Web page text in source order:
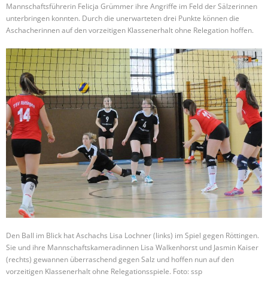
Mannschaftsführerin Felicja Grümmer ihre Angriffe im Feld der Sälzerinnen
unterbringen konnten. Durch die unerwarteten drei Punkte können die
Aschacherinnen auf den vorzeitigen Klassenerhalt ohne Relegation hoffen.
Den Ball im Blick hat Aschachs Lisa Lochner (links) im Spiel gegen Röttingen.
Sie und ihre Mannschaftskameradinnen Lisa Walkenhorst und Jasmin Kaiser
(rechts) gewannen überraschend gegen Salz und hoffen nun auf den
vorzeitigen Klassenerhalt ohne Relegationsspiele. Foto: ssp